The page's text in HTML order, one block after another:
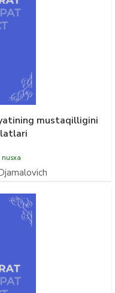
mustaqilligini
nusxa